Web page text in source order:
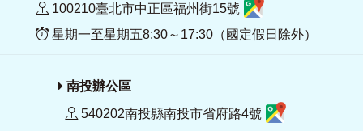
100210臺北市中正區福州街15號
星期一至星期五8:30～17:30（國定假日除外）
南投辦公區
540202南投縣南投市省府路4號